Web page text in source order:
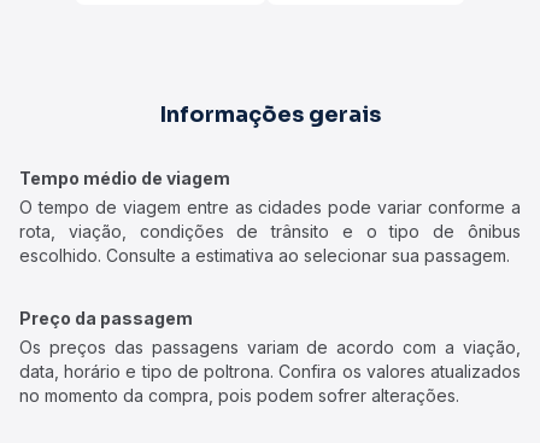
Informações gerais
Tempo médio de viagem
O tempo de viagem entre as cidades pode variar conforme a
rota, viação, condições de trânsito e o tipo de ônibus
escolhido. Consulte a estimativa ao selecionar sua passagem.
Preço da passagem
Os preços das passagens variam de acordo com a viação,
data, horário e tipo de poltrona. Confira os valores atualizados
no momento da compra, pois podem sofrer alterações.